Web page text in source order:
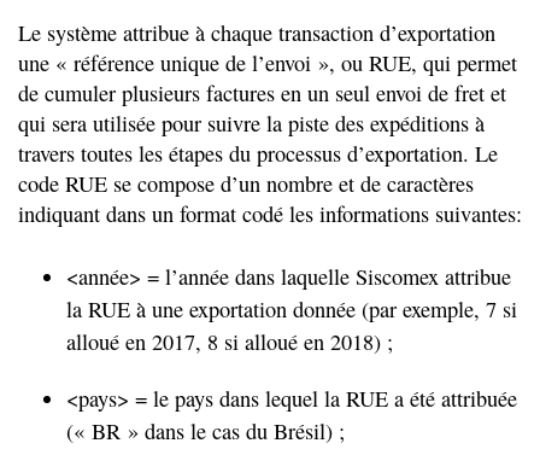
Le système attribue à chaque transaction d’exportation
une « référence unique de l’envoi », ou RUE, qui permet
de cumuler plusieurs factures en un seul envoi de fret et
qui sera utilisée pour suivre la piste des expéditions à
travers toutes les étapes du processus d’exportation. Le
code RUE se compose d’un nombre et de caractères
indiquant dans un format codé les informations suivantes:
<année> = l’année dans laquelle Siscomex attribue
la RUE à une exportation donnée (par exemple, 7 si
alloué en 2017, 8 si alloué en 2018) ;
<pays> = le pays dans lequel la RUE a été attribuée
(« BR » dans le cas du Brésil) ;